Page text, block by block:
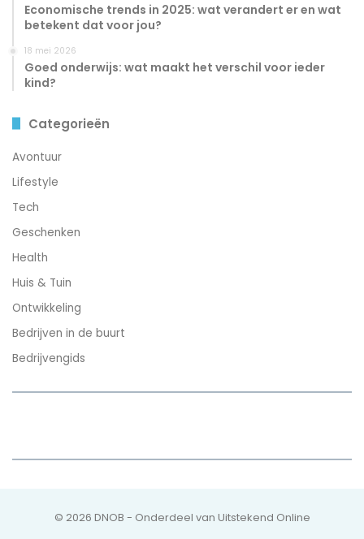
Economische trends in 2025: wat verandert er en wat
betekent dat voor jou?
18 mei 2026
Goed onderwijs: wat maakt het verschil voor ieder
kind?
Categorieën
Avontuur
Lifestyle
Tech
Geschenken
Health
Huis & Tuin
Ontwikkeling
Bedrijven in de buurt
Bedrijvengids
© 2026 DNOB - Onderdeel van Uitstekend Online